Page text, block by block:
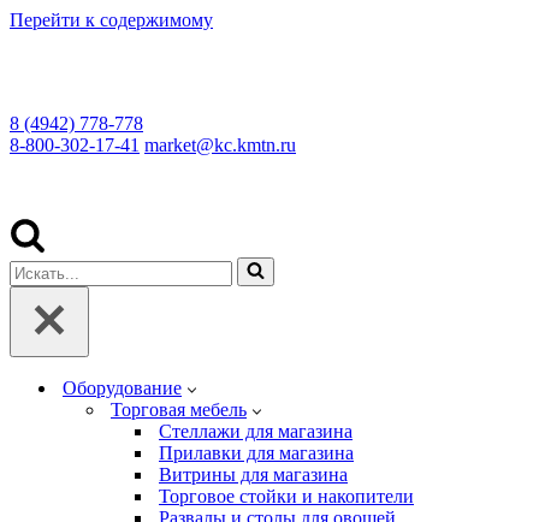
Перейти к содержимому
8 (4942) 778-778
8-800-302-17-41 market@kc.kmtn.ru
Искать...
Оборудование
Торговая мебель
Cтеллажи для магазина
Прилавки для магазина
Витрины для магазина
Торговое стойки и накопители
Развалы и столы для овощей